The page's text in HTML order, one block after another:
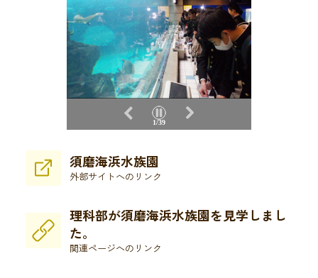
2/39
須磨海浜水族園
外部サイトへのリンク
理科部が須磨海浜水族園を見学しまし
た。
関連ページへのリンク